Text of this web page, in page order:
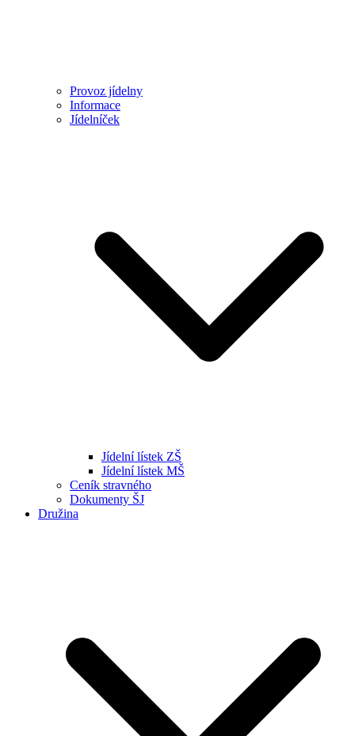
Provoz jídelny
Informace
Jídelníček
Jídelní lístek ZŠ
Jídelní lístek MŠ
Ceník stravného
Dokumenty ŠJ
Družina